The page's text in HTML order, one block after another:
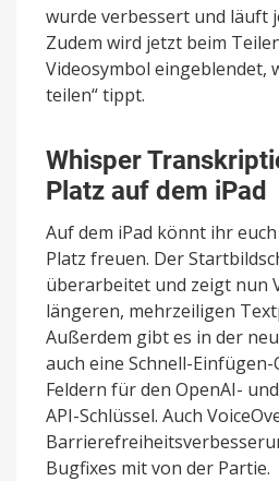
wurde verbessert und läuft
Zudem wird jetzt beim
Videosymbol eingeblendet,
teilen“ tippt.
Whisper
Platz auf dem iPad
Auf dem iPad könnt ihr
Platz freuen. Der
überarbeitet und zeigt nun
längeren, mehrzeiligen
Außerdem gibt es in der
auch eine Schnell-
Feldern für den OpenAI-
API-Schlüssel. Auch
Bugfixes mit von der Partie.